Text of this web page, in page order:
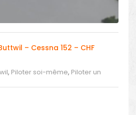
– Cessna 152 – CHF
, Piloter soi-même, Piloter un